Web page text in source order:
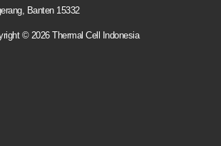
Banten 15332
© 2026 Thermal Cell Indonesia